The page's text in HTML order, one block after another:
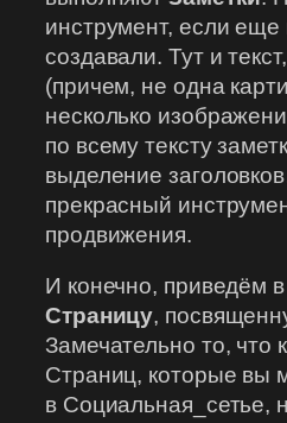
инструмент, если еще
создавали. Тут и
(причем, не одна
несколько
по всему тексту
выделение
прекрасный
продвижения.
И конечно, приведём
Страницу,
Замечательно то, что
Страниц, которые вы
в Социальная_сетье,